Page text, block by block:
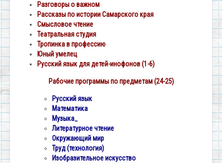
Разговоры о важном
Рассказы по истории Самарского края
Смысловое чтение
Театральная студия
Тропинка в профессию
Юный умелец
Русский язык для детей-инофонов (1-6)
Рабочие программы по предметам (24-25)
Русский язык
Математика
Музыка_
Литературное чтение
Окружающий мир
Труд (технология)
Изобразительное искусство